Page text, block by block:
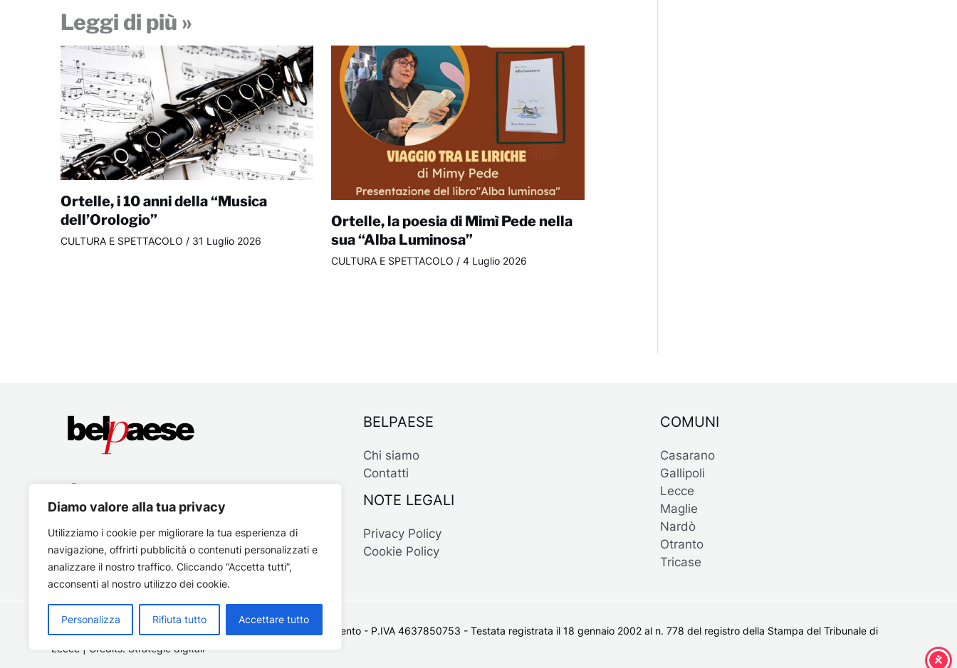
Diamo valore alla tua privacy
Utilizziamo i cookie per migliorare la tua esperienza di
navigazione, offrirti pubblicità o contenuti personalizzati e
analizzare il nostro traffico. Cliccando “Accetta tutti”,
acconsenti al nostro utilizzo dei cookie.
Personalizza Rifiuta tutto Accettare tutto
Leggi di più »
Ortelle, i 10 anni della “Musica
dell’Orologio”
CULTURA E SPETTACOLO / 31 Luglio 2026
Ortelle, la poesia di Mimì Pede nella
sua “Alba Luminosa”
CULTURA E SPETTACOLO / 4 Luglio 2026
BELPAESE
Chi siamo
Contatti
NOTE LEGALI
Privacy Policy
Cookie Policy
COMUNI
Casarano
Gallipoli
Lecce
Maglie
Nardò
Otranto
Tricase
Copyright © 2026 Belpaese | Periodico d'informazione del Salento - P.IVA 4637850753 - Testata registrata il 18 gennaio 2002 al n. 778 del registro della Stampa del Tribunale di
Lecce | Credits: Strategie digitali